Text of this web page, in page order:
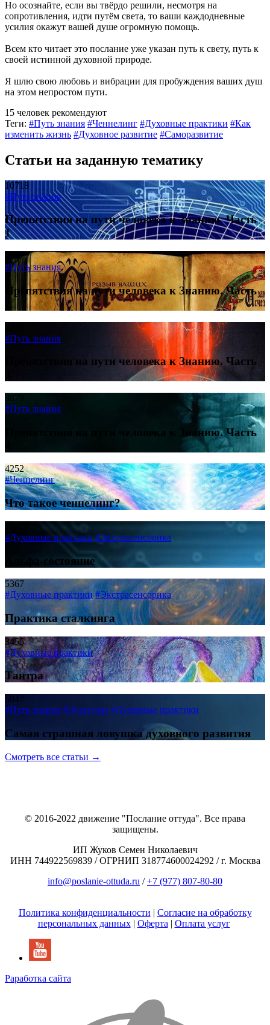
Но осознайте, если вы твёрдо решили, несмотря на
сопротивления, идти путём света, то ваши каждодневные
усилия окажут вашей душе огромную помощь.
Всем кто читает это послание уже указан путь к свету, путь к
своей истинной духовной природе.
Я шлю свою любовь и вибрации для пробуждения ваших душ
на этом непростом пути.
15 человек рекомендуют
Теги: #Путь знания #Ченнелинг #Духовные практики #Как
изменить жизнь #Духовное развитие #Саморазвитие
Статьи на заданную тематику
10718
#Путь знания
Препятствия на пути человека к Знанию. Часть
1
9547
#Путь знания
Препятствия на пути человека к Знанию. Часть
#Путь знания
Препятствия на пути человека к Знанию. Часть
3879
#Путь знания
Препятствия на пути человека к Знанию. Часть
4252
#Ченнелинг
Что такое ченнелинг?
#Духовные практики #Экстрасенсорика
Альфа-состояние
5367
#Духовные практики #Экстрасенсорика
Практика сталкинга
3455
#Духовные практики
Тантра
5847
#Путь знания #Эгрегоры #Духовные практики
Самая страшная ловушка духовного развития
Смотреть все статьи →
© 2016-2022 движение "Послание оттуда". Все права
защищены.
ИП Жуков Семен Николаевич
ИНН 744922569839 / ОГРНИП 318774600024292 / г. Москва
info@poslanie-ottuda.ru /+7 (977) 807-80-80
Политика конфиденциальности | Согласие на обработку
персональных данных | Оферта | Оплата услуг
Раработка сайта